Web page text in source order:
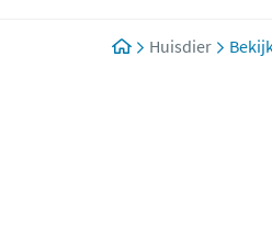
Huisdier